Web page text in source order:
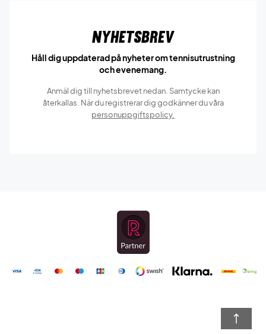
Nyhetsbrev
Håll dig uppdaterad på nyheter om tennisutrustning
och evenemang.
Anmäl dig till nyhetsbrevet nedan. Samtycke kan
återkallas. När du registrerar dig godkänner du våra
personuppgiftspolicy.